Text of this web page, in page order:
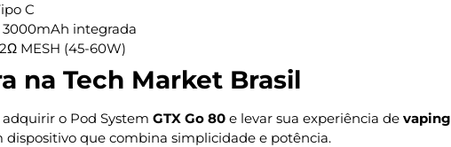
C
3000mAh integrada
MESH (45-60W)
na Tech Market Brasil
o Pod System GTX Go 80 e levar sua experiência de vaping
dispositivo que combina simplicidade e potência.